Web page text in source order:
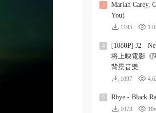
3
Mariah Carey,
You)
1195
4
[1080P] J2 -
将上映電影《
背景音樂
1097
5 Rhye - Black
1073